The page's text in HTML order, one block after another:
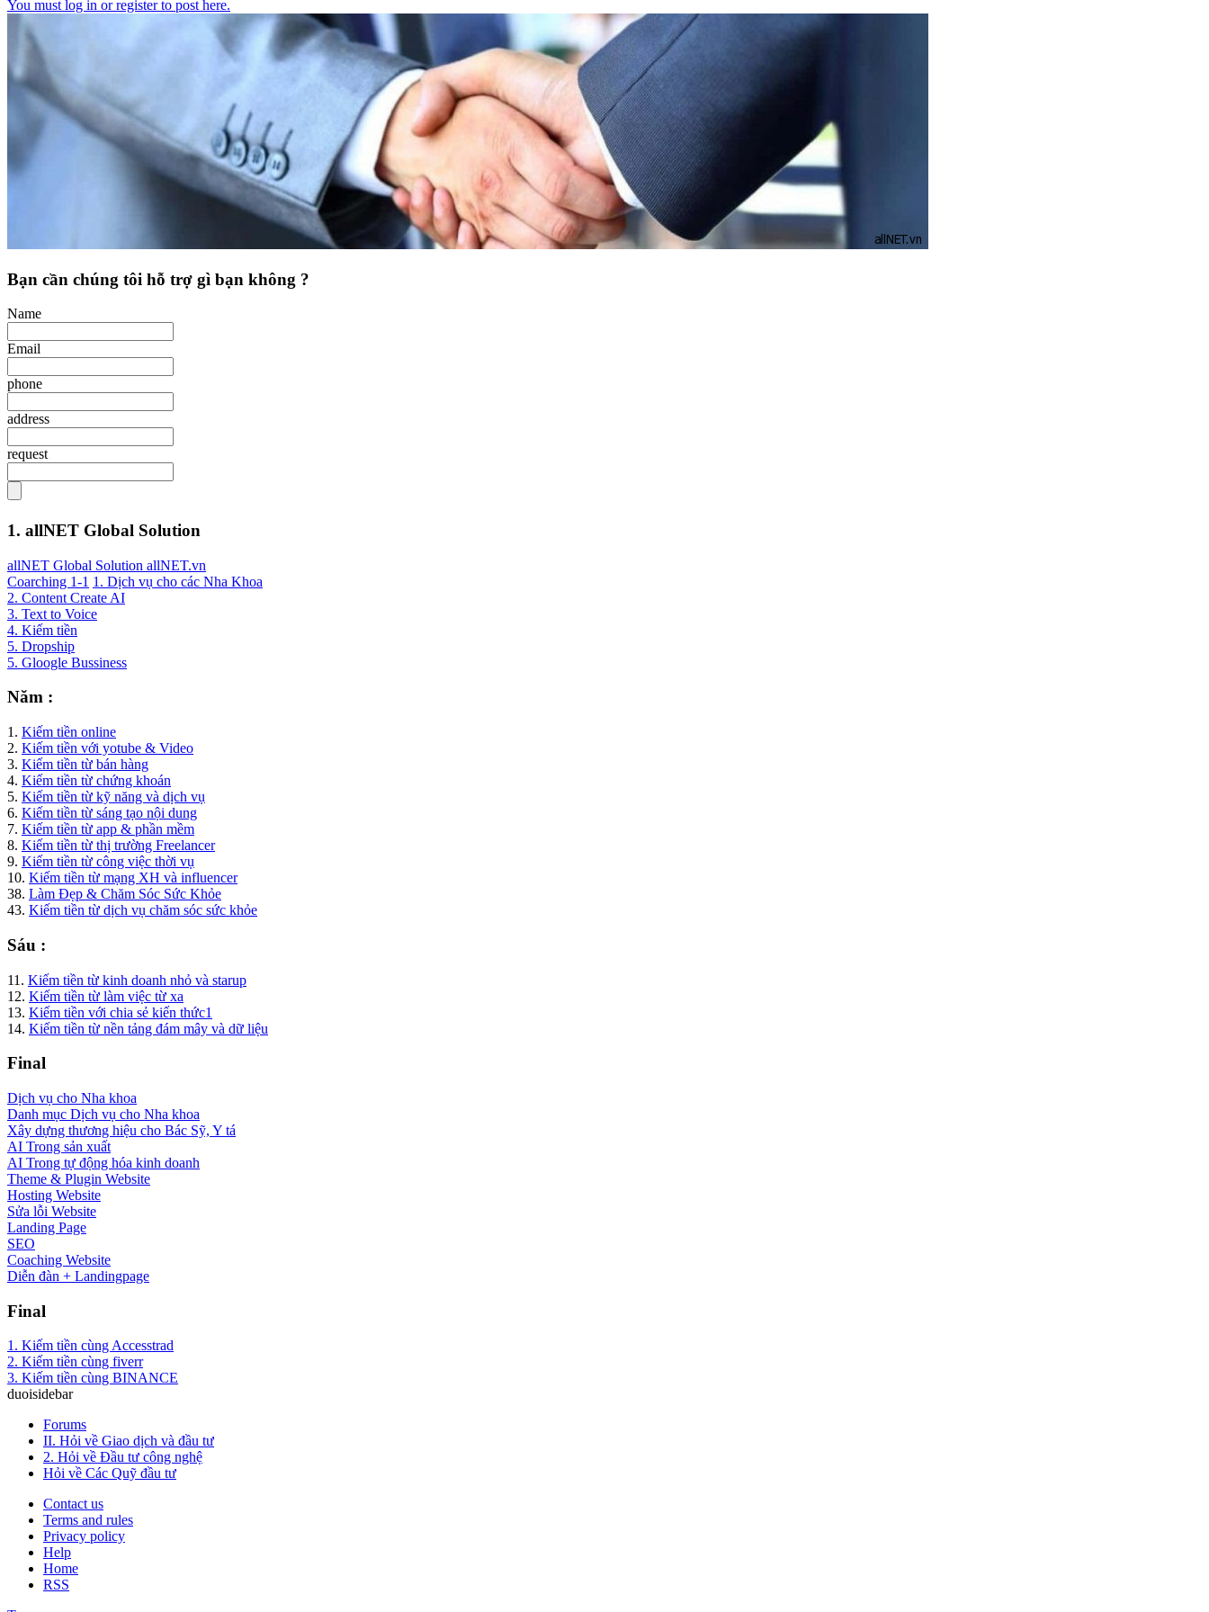
You must log in or register to post here.
Bạn cần chúng tôi hỗ trợ gì bạn không ?
Name
Email
phone
address
request
1. allNET Global Solution
allNET Global Solution allNET.vn
Coarching 1-1 1. Dịch vụ cho các Nha Khoa
2. Content Create AI
3. Text to Voice
4. Kiếm tiền
5. Dropship
5. Gloogle Bussiness
Năm :
1. Kiếm tiền online
2. Kiếm tiền với yotube & Video
3. Kiếm tiền từ bán hàng
4. Kiếm tiền từ chứng khoán
5. Kiếm tiền từ kỹ năng và dịch vụ
6. Kiếm tiền từ sáng tạo nội dung
7. Kiếm tiền từ app & phần mềm
8. Kiếm tiền từ thị trường Freelancer
9. Kiếm tiền từ công việc thời vụ
10. Kiếm tiền từ mạng XH và influencer
38. Làm Đẹp & Chăm Sóc Sức Khỏe
43. Kiếm tiền từ dịch vụ chăm sóc sức khỏe
Sáu :
11. Kiếm tiền từ kinh doanh nhỏ và starup
12. Kiếm tiền từ làm việc từ xa
13. Kiếm tiền với chia sẻ kiến thức1
14. Kiếm tiền từ nền tảng đám mây và dữ liệu
Final
Dịch vụ cho Nha khoa
Danh mục Dịch vụ cho Nha khoa
Xây dựng thương hiệu cho Bác Sỹ, Y tá
AI Trong sản xuất
AI Trong tự động hóa kinh doanh
Theme & Plugin Website
Hosting Website
Sửa lỗi Website
Landing Page
SEO
Coaching Website
Diễn đàn + Landingpage
Final
1. Kiếm tiền cùng Accesstrad
2. Kiếm tiền cùng fiverr
3. Kiếm tiền cùng BINANCE
duoisidebar
Forums
II. Hỏi về Giao dịch và đầu tư
2. Hỏi về Đầu tư công nghệ
Hỏi về Các Quỹ đầu tư
Contact us
Terms and rules
Privacy policy
Help
Home
RSS